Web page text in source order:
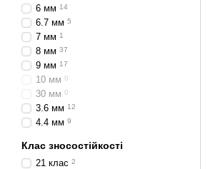
6 мм 14
6.7 мм 5
7 мм 1
8 мм 37
9 мм 17
10 мм 0
30 мм 0
3.6 мм 12
4.4 мм 9
Клас зносостійкості
21 клас 2